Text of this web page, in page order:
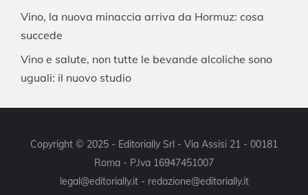
Vino, la nuova minaccia arriva da Hormuz: cosa
succede
Vino e salute, non tutte le bevande alcoliche sono
uguali: il nuovo studio
Copyright © 2025 - Editorially Srl - Via Assisi 21 - 00181
Roma - P.Iva 16947451007
legal@editorially.it - redazione@editorially.it